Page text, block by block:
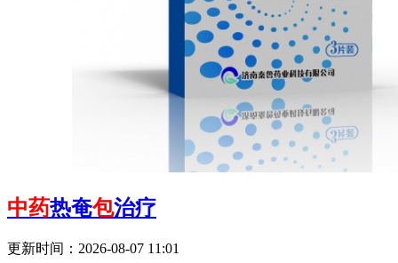
中药热奄包治疗
更新时间：2026-08-07 11:01